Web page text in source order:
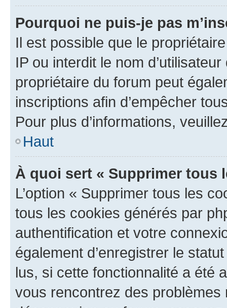
Pourquoi ne puis-je pas
Il est possible que le
IP ou interdit le nom
propriétaire du forum peut
inscriptions afin d’empêcher
Pour plus d’informations,
Haut
À quoi sert « Supprimer tous
L’option « Supprimer tous les
tous les cookies générés par
authentification et votre
également d’enregistrer le
lus, si cette fonctionnalité a été
vous rencontrez des